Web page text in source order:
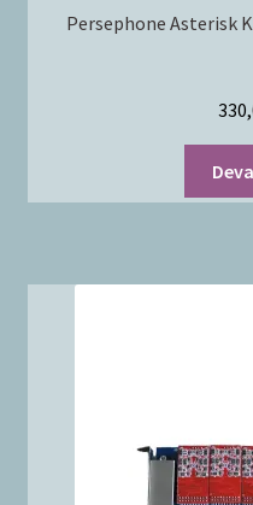
Persephone Asterisk